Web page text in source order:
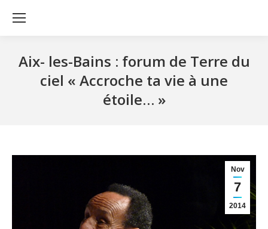
Aix- les-Bains : forum de Terre du
ciel « Accroche ta vie à une
étoile… »
Nov
7
2014